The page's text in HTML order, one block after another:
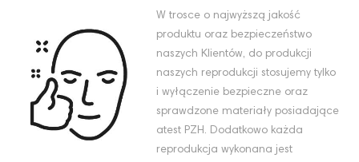
W trosce o najwyższą jakość
produktu oraz bezpieczeństwo
naszych Klientów, do produkcji
naszych reprodukcji stosujemy tylko
i wyłączenie bezpieczne oraz
sprawdzone materiały posiadające
atest PZH. Dodatkowo każda
reprodukcja wykonana jest